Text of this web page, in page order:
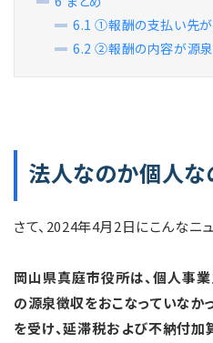
6.1 ①報酬の支払い先
6.2 ②報酬の内容が源
法人なのか個人な
さて、2024年4月2日にこんなニ
岡山県真庭市役所は、個人事
の源泉徴収をおこなっていなか
を受け、延滞税および不納付加